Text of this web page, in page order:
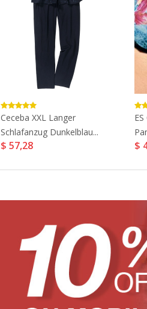
Ceceba XXL Langer
Schlafanzug Dunkelblau...
$ 57,28 $